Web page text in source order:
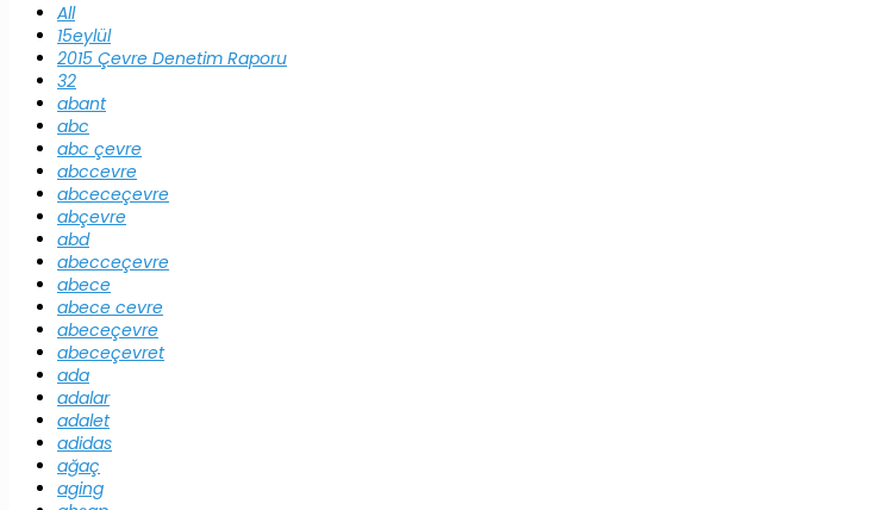
All
15eylül
2015 Çevre Denetim Raporu
32
abant
abc
abc çevre
abccevre
abceceçevre
abçevre
abd
abecceçevre
abece
abece cevre
abeceçevre
abeceçevret
ada
adalar
adalet
adidas
ağaç
aging